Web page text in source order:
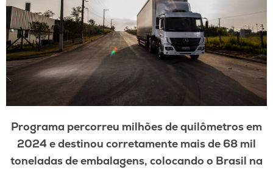
Programa percorreu milhões de quilômetros em
2024 e destinou corretamente mais de 68 mil
toneladas de embalagens, colocando o Brasil na